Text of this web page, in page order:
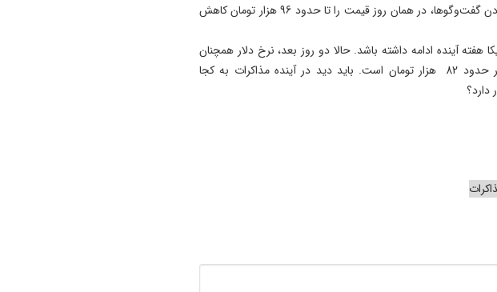
انتشار اخباری مبنی بر مثبت بودن گفت‌وگوها، در همان روز قیمت را تا حدود 96 هزار تومان کاهش
هفته آینده ادامه داشته باشد. حالا دو روز بعد، نرخ دلار همچنان
نزولی است و تا این لحظه در حدود 82 هزار تومان است. باید دید در آینده مذاکرات به کجا
دارد؟